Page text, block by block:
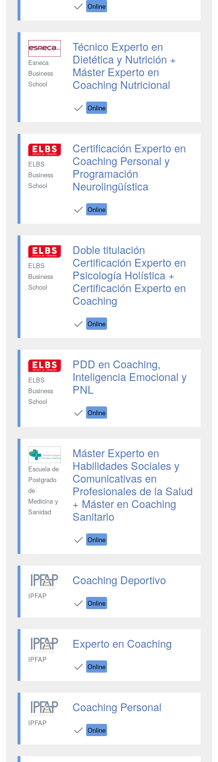
Online
Esneca
Business
School
Técnico Experto en
Dietética y Nutrición +
Máster Experto en
Coaching Nutricional
Online
ELBS
Business
School
Certificación Experto en
Coaching Personal y
Programación
Neurolingüística
Online
ELBS
Business
School
Doble titulación
Certificación Experto en
Psicología Holística +
Certificación Experto en
Coaching
Online
ELBS
Business
School
PDD en Coaching,
Inteligencia Emocional y
PNL
Online
Escuela de
Postgrado
de
Medicina y
Sanidad
Máster Experto en
Habilidades Sociales y
Comunicativas en
Profesionales de la Salud
+ Máster en Coaching
Sanitario
Online
IPFAP
Coaching Deportivo
Online
IPFAP
Experto en Coaching
Online
IPFAP
Coaching Personal
Online